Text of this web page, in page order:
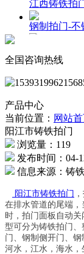
江西铸铁拍
钢制拍门-不
广东管道钢
安徽双开式
全国咨询热线
产品中心
当前位置： 网站
阳江市铸铁拍门
浏览量：119
发布时间：04-
信息来源：铸
阳江市铸铁拍门
在排水管道的尾端
时，拍门面板自动
型可分为铸铁拍门
门、钢制侧开门、
河水，江水，海水